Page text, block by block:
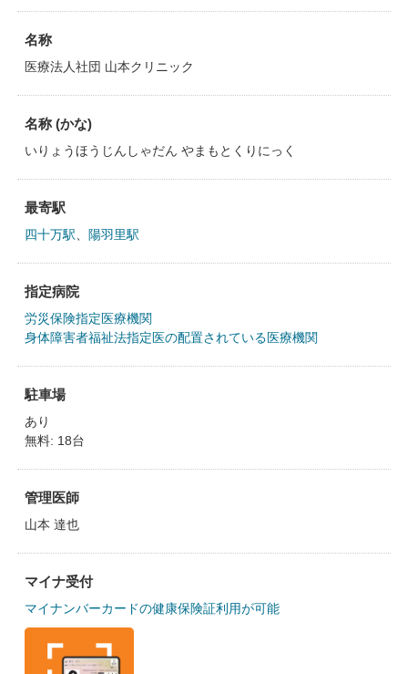
名称
医療法人社団 山本クリニック
名称 (かな)
いりょうほうじんしゃだん やまもとくりにっく
最寄駅
四十万駅 陽羽里駅
指定病院
労災保険指定医療機関
身体障害者福祉法指定医の配置されている医療機関
駐車場
あり
無料: 18台
管理医師
山本 達也
マイナ受付
マイナンバーカードの健康保険証利用が可能